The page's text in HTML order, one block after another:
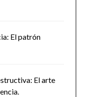
El patrón
El arte